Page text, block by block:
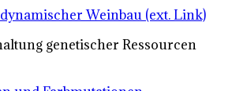
Weinbau (ext. Link)
genetischer Ressourcen